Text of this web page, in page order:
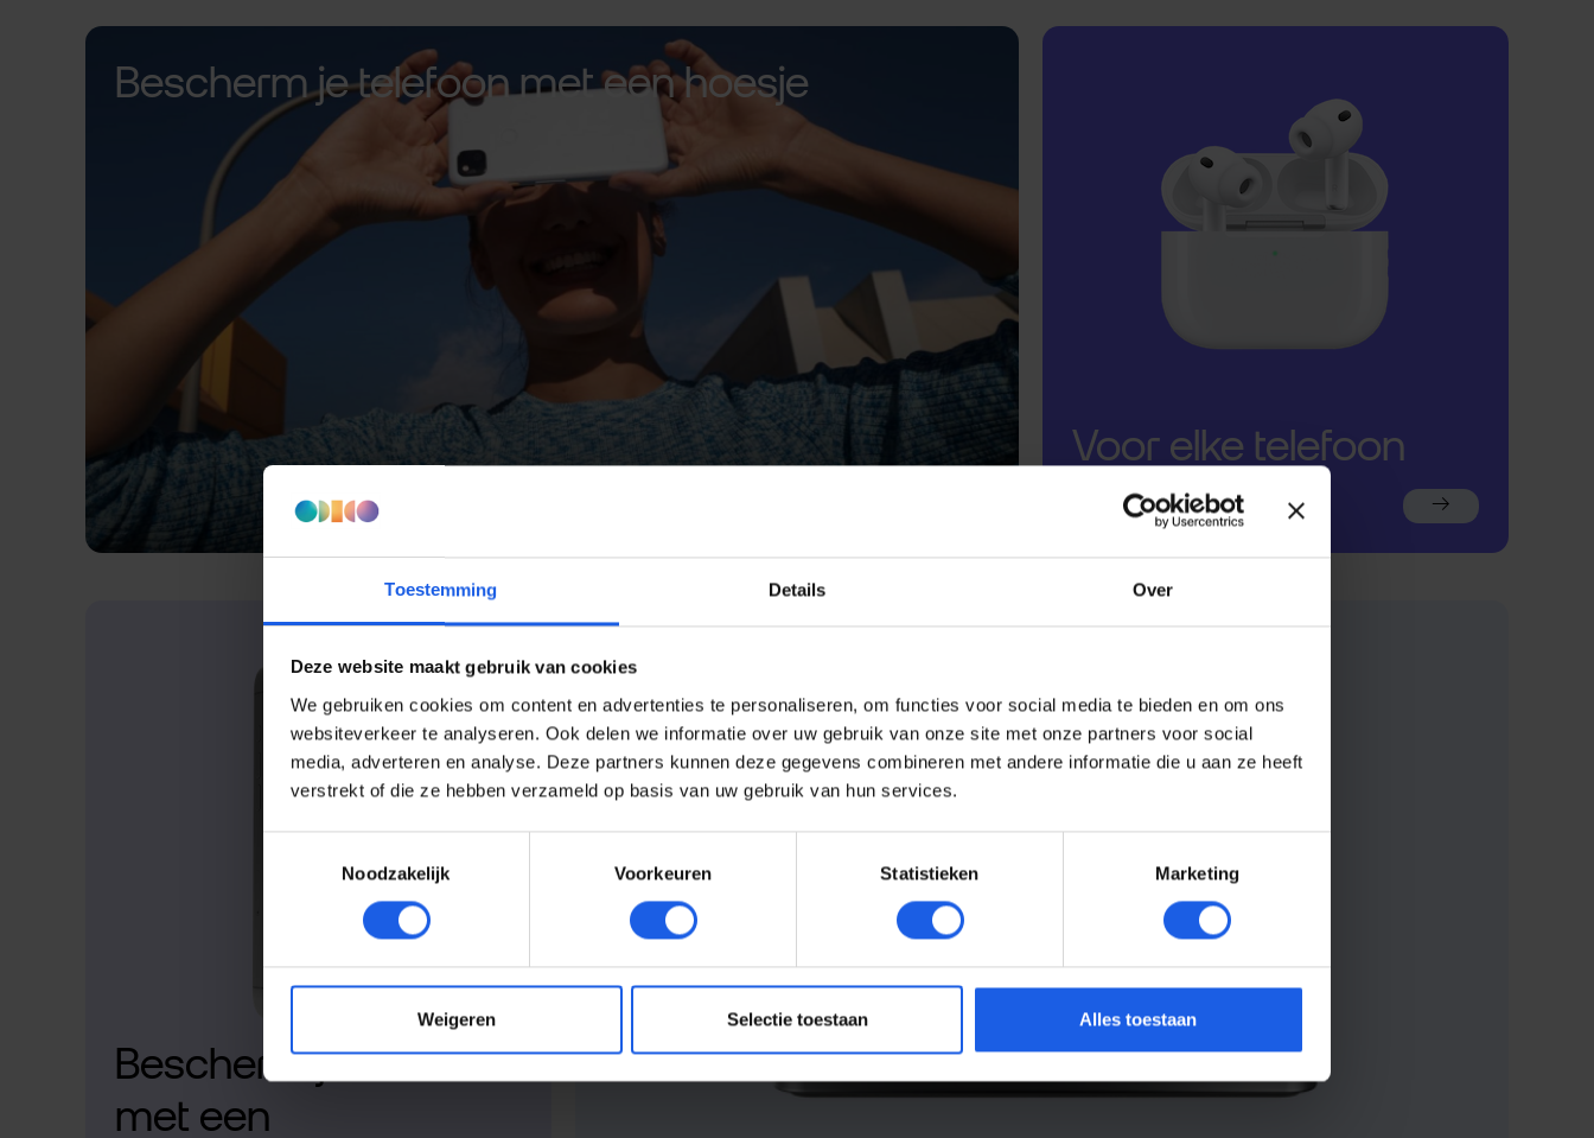
Toestemming Details Over
Deze website maakt gebruik van cookies
We gebruiken cookies om content en advertenties te personaliseren, om functies voor social media te bieden en om ons
websiteverkeer te analyseren. Ook delen we informatie over uw gebruik van onze site met onze partners voor social
media, adverteren en analyse. Deze partners kunnen deze gegevens combineren met andere informatie die u aan ze heeft
verstrekt of die ze hebben verzameld op basis van uw gebruik van hun services.
Noodzakelijk
Voorkeuren Statistieken Marketing
Weigeren Selectie toestaan Alles toestaan
Bescherm je telefoon met een hoesje
Voor elke telefoon
een oortje
Bescherm je telefoon
met een